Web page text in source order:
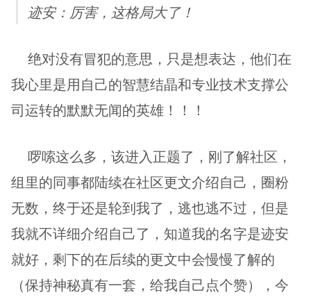
迹安：厉害，这格局大了！
我心里是用自己的智慧结晶和专业技术支撑公
司运转的默默无闻的英雄！！！
组里的同事都陆续在社区更文介绍自己，圈粉
无数，终于还是轮到我了，逃也逃不过，但是
我就不详细介绍自己了，知道我的名字是迹安
就好，剩下的在后续的更文中会慢慢了解的
（保持神秘真有一套，给我自己点个赞），今